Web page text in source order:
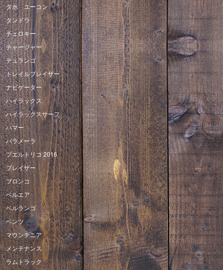
タホ ユーコン
タンドラ
チェロキー
チャージャー
デュランゴ
トレイルブレイザー
ナビゲーター
ハイラックス
ハイラックスサーフ
ハマー
パラメーラ
プエルトリコ 2016
ブレイザー
ブロンコ
ベルエア
ベルランゴ
ベンツ
マウンテニア
メンテナンス
ラムトラック